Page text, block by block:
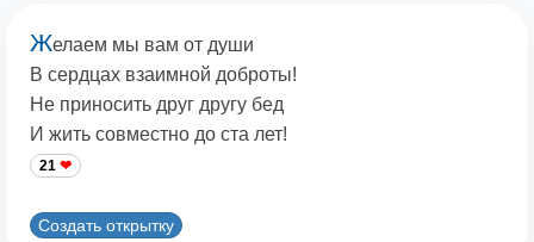
Желаем мы вам от души
В сердцах взаимной доброты!
Не приносить друг другу бед
И жить совместно до ста лет!
21
Создать открытку